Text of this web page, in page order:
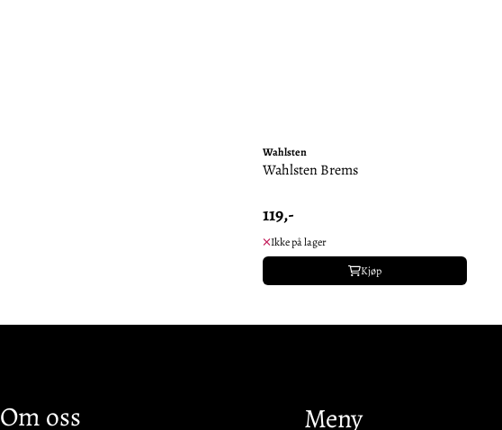
Wahlsten
Wahlsten Brems
119,-
Ikke på lager
Kjøp
Om oss Meny